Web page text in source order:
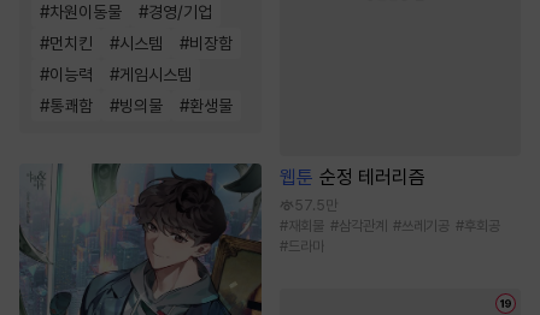
#차원이동물 #경영/기업
#먼치킨 #시스템 #비장함
#이능력 #게임시스템
#통쾌함 #빙의물 #환생물
웹툰 순정 테러리즘
57.5만
#재회물 #삼각관계 #쓰레기공 #후회공
#드라마